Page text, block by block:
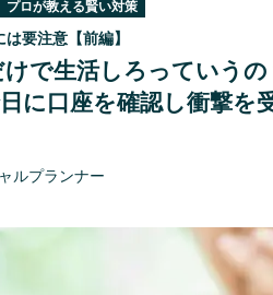
プロが教える賢い対策
要注意【前編】
けで生活しろっていう
に口座を確認し衝撃を
ルプランナー